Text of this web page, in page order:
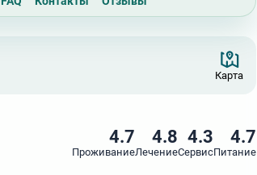
Карта
4.7
Проживание
4.8
Лечение
4.3
Сервис
4.7
Питание